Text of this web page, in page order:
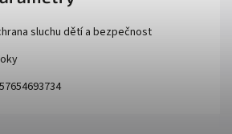
sluchu dětí a bezpečnost